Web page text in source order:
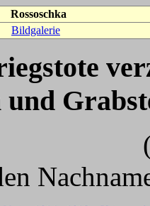
Rossoschka
Bildgalerie
und